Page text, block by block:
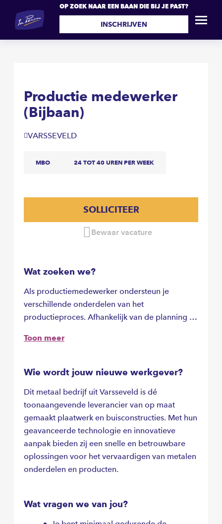
OP ZOEK NAAR EEN BAAN DIE BIJ JE PAST?
INSCHRIJVEN
Productie medewerker
(Bijbaan)
VARSSEVELD
MBO 24 TOT 40 UREN PER WEEK
SOLLICITEER
Bewaar vacature
Wat zoeken we?
Als productiemedewerker ondersteun je
verschillende onderdelen van het
productieproces. Afhankelijk van de planning en
afdeling Tube of Bending. Je werkzaamheden
Toon meer
Wie wordt jouw nieuwe werkgever?
Dit metaal bedrijf uit Varsseveld is dé
toonaangevende leverancier van op maat
gemaakt plaatwerk en buisconstructies. Met hun
geavanceerde technologie en innovatieve
aanpak bieden zij een snelle en betrouwbare
oplossingen voor het vervaardigen van metalen
onderdelen en producten.
Wat vragen we van jou?
Productie medewerker
(Bijbaan)
SOLLICITEER